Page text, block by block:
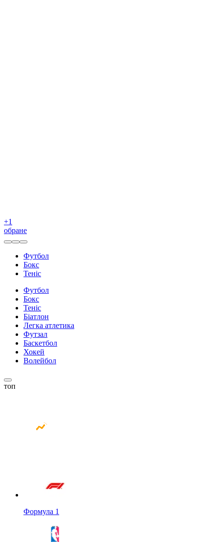
+1
обране
Футбол
Бокс
Теніс
Футбол
Бокс
Теніс
Біатлон
Легка атлетика
Футзал
Баскетбол
Хокей
Волейбол
топ
Формула 1